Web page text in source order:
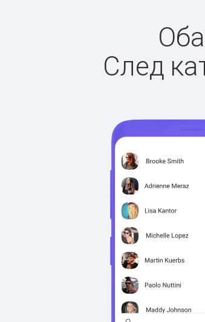
След